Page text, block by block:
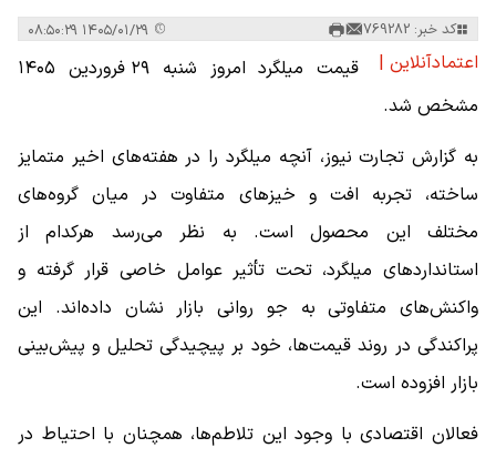
کد خبر: 769282
اعتمادآنلاین |
قیمت میلگرد امروز شنبه ۲۹ فروردین ۱۴۰۵
مشخص شد.
به گزارش تجارت نیوز، آنچه میلگرد را در هفته‌های اخیر متمایز
ساخته، تجربه افت و خیزهای متفاوت در میان گروه‌های
مختلف این محصول است. به نظر می‌رسد هرکدام از
استانداردهای میلگرد، تحت تأثیر عوامل خاصی قرار گرفته و
واکنش‌های متفاوتی به جو روانی بازار نشان داده‌اند. این
پراکندگی در روند قیمت‌ها، خود بر پیچیدگی تحلیل و پیش‌بینی
بازار افزوده است.
فعالان اقتصادی با وجود این تلاطم‌ها، همچنان با احتیاط در